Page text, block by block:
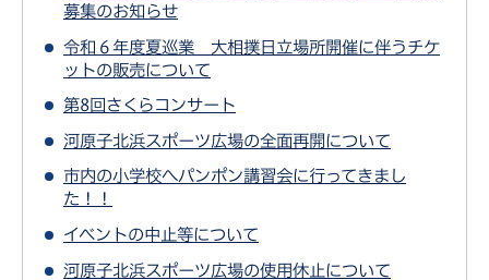
募集のお知らせ
令和６年度夏巡業 大相撲日立場所開催に伴うチケ
ットの販売について
第8回さくらコンサート
河原⼦北浜スポーツ広場の全⾯再開について
市内の小学校へパンポン講習会に行ってきまし
た！！
イベントの中止等について
河原子北浜スポーツ広場の使用休止について